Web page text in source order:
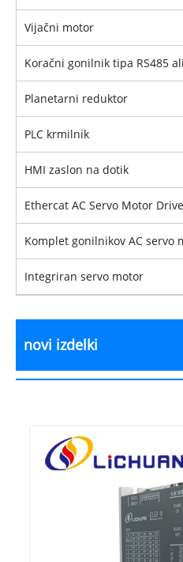
Vijačni motor
Koračni gonilnik tipa RS485
Planetarni reduktor
PLC krmilnik
HMI zaslon na dotik
Ethercat AC Servo Motor
Komplet gonilnikov AC servo
Integriran servo motor
novi izdelki